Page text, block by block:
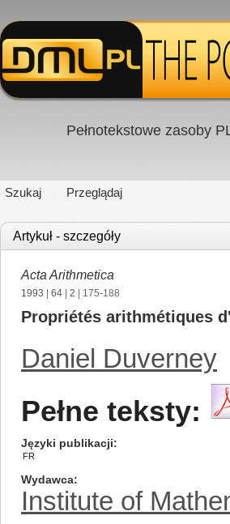
Pełnotekstowe zasoby
Szukaj Przeglądaj
Artykuł - szczegóły
Acta Arithmetica
1993 64 2 | 175-188
Propriétés arithmétiques
Daniel Duverney
Pełne teksty:
Języki publikacji
FR
Wydawca
Institute of